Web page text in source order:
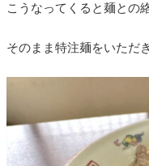
こうなってくると麺との
そのまま特注麺をいただ